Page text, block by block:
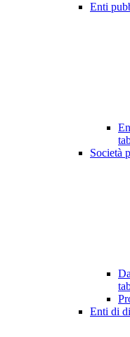
Enti
Società
Enti di